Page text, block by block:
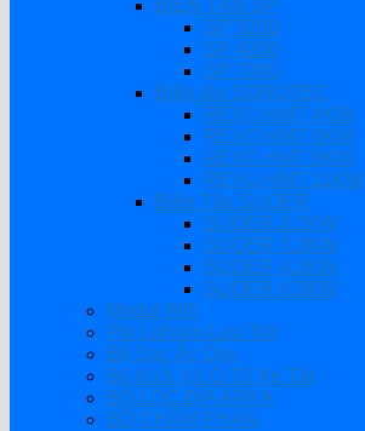
BIẾN TẦN SP
SP 3200
SP 4200
SP 7000
Biến tần SOROTEC
REVO HMT 4KW
REVO HMT 6KW
REVO HMT 8KW
REVO HMT 11KW
Biến Tần SUOER
SUOER 2.2KW
SUOER 3.2KW
SUOER 4.2KW
SUOER 6.2KW
Modul Wifi
Pin Lithium Lưu Trữ
Bộ Sạc Ắc Quy
Bộ Kích Nổ Ô Tô Xe Tải
BỘ LỌC ĐĨA ARKA
BỘ CHÂM PHÂN